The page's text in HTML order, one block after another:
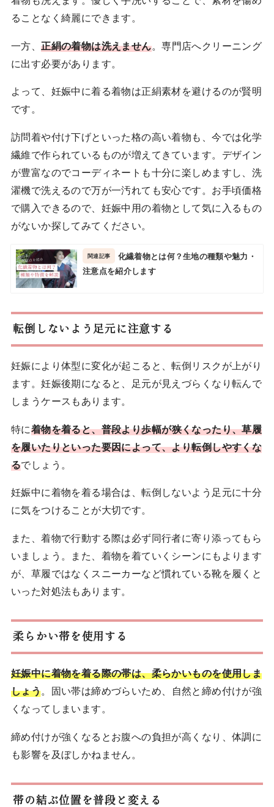
ることなく綺麗にできます。
一方、正絹の着物は洗えません。専門店へクリーニング
に出す必要があります。
よって、妊娠中に着る着物は正絹素材を避けるのが賢明
です。
訪問着や付け下げといった格の高い着物も、今では化学
繊維で作られているものが増えてきています。デザイン
が豊富なのでコーディネートも十分に楽しめますし、洗
濯機で洗えるので万が一汚れても安心です。お手頃価格
で購入できるので、妊娠中用の着物として気に入るもの
がないか探してみてください。
化繊着物とは何？生地の種類や魅力・
注意点を紹介します
転倒しないよう足元に注意する
妊娠により体型に変化が起こると、転倒リスクが上がり
ます。妊娠後期になると、足元が見えづらくなり転んで
しまうケースもあります。
特に着物を着ると、普段より歩幅が狭くなったり、草履
を履いたりといった要因によって、より転倒しやすくな
るでしょう。
妊娠中に着物を着る場合は、転倒しないよう足元に十分
に気をつけることが大切です。
また、着物で行動する際は必ず同行者に寄り添ってもら
いましょう。また、着物を着ていくシーンにもよります
が、草履ではなくスニーカーなど慣れている靴を履くと
いった対処法もあります。
柔らかい帯を使用する
妊娠中に着物を着る際の帯は、柔らかいものを使用しま
しょう。固い帯は締めづらいため、自然と締め付けが強
くなってしまいます。
締め付けが強くなるとお腹への負担が高くなり、体調に
も影響を及ぼしかねません。
帯の結ぶ位置を普段と変える